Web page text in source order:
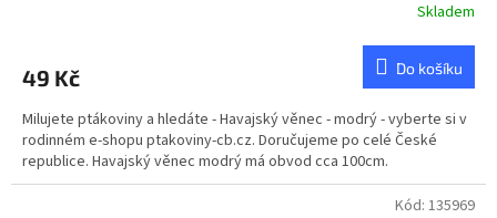
Skladem
49 Kč Do košíku
Milujete ptákoviny a hledáte - Havajský věnec - modrý - vyberte si v
rodinném e-shopu ptakoviny-cb.cz. Doručujeme po celé České
republice. Havajský věnec modrý má obvod cca 100cm.
Kód: 135969